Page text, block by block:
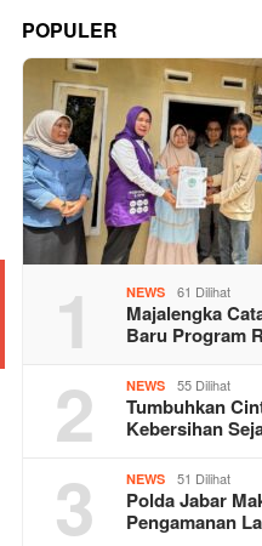
POPULER
1 NEWS 61 Dilihat
Majalengka
Baru Program
2 NEWS 55 Dilihat
Tumbuhkan
Kebersihan
3 NEWS 51 Dilihat
Polda Jabar
Pengamanan